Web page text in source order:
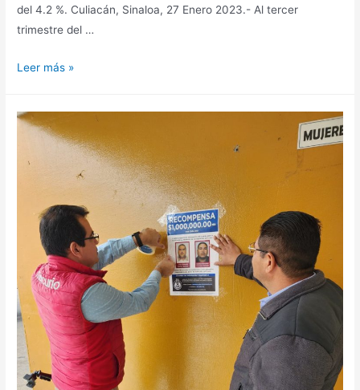
del 4.2 %. Culiacán, Sinaloa, 27 Enero 2023.- Al tercer
trimestre del …
Leer más »